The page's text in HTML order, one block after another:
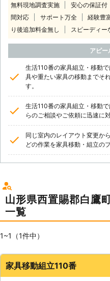
無料現地調査実施 安心の保証付
間対応
サポート万全 経験豊
り後追加料金無し
スピーディー
アピー
生活110番の家具組立・移動
具や重たい家具の移動までそ
す。
生活110番の家具組立・移動
らのご相談やご依頼に迅速に
同じ室内のレイアウト変更か
どの作業を家具移動・組立の
山形県西置賜郡白鷹
一覧
1~1（1件中）
家具移動組立110番